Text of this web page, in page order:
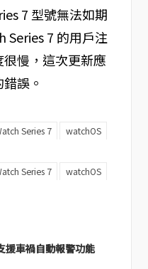
7 型號無法如期
Series 7 的用戶注
慢，這次更新應
誤。
Series 7
watchOS
Series 7
watchOS
車禍自動報警功能